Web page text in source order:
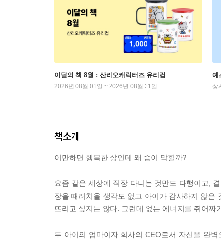
이달의 책 8월 : 산리오캐릭터즈 유리컵
2026년 08월 01일 ~ 2026년 08월 31일
예
상
책소개
이만하면 행복한 삶인데 왜 숨이 막힐까?
요즘 같은 세상에 직장 다니는 것만도 다행이고,
장을 때려치울 생각도 없고 아이가 감사하지 않은
뜨리고 싶지는 않다. 그런데 없는 에너지를 쥐어
두 아이의 엄마이자 회사의 CEO로서 자신을 완